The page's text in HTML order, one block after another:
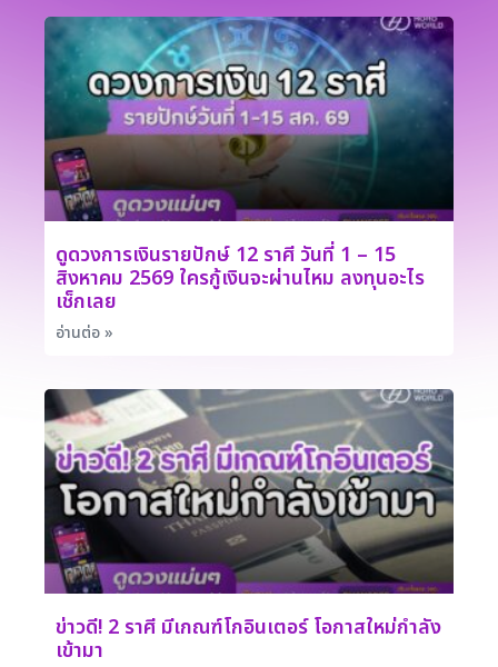
ดูดวงการเงินรายปักษ์ 12 ราศี วันที่ 1 – 15
สิงหาคม 2569 ใครกู้เงินจะผ่านไหม ลงทุนอะไร
เช็กเลย
อ่านต่อ »
ข่าวดี! 2 ราศี มีเกณฑ์โกอินเตอร์ โอกาสใหม่กำลัง
เข้ามา